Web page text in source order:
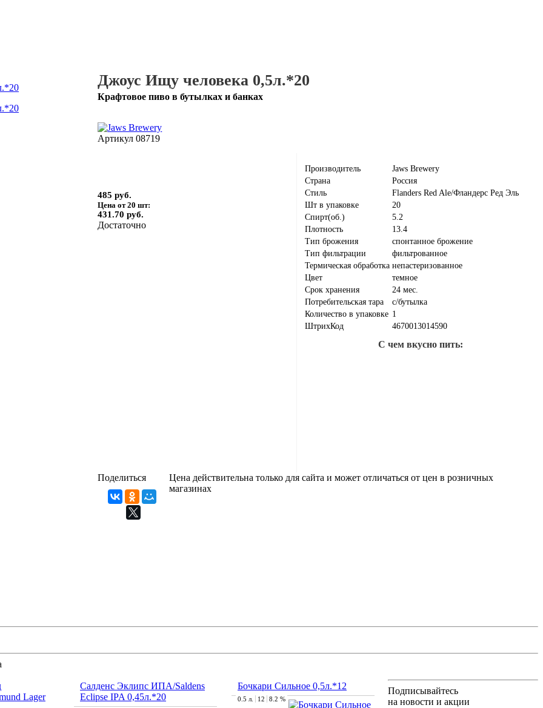
Джоус Ищу человека 0,5л.*20
Крафтовое пиво в бутылках и банках
Артикул 08719
485 руб.
Цена от 20 шт:
431.70 руб.
Достаточно
Производитель
Jaws Brewery
Страна
Россия
Стиль
Flanders Red Ale/Фландерс Ред Эль
Шт в упаковке
20
Спирт(об.)
5.2
Плотность
13.4
Тип брожения
спонтанное брожение
Тип фильтрации
фильтрованное
Термическая обработка непастеризованное
Цвет
темное
Срок хранения
24 мес.
Потребительская тара
с/бутылка
Количество в упаковке 1
ШтрихКод
4670013014590
С чем вкусно пить:
Поделиться
Цена действительна только для сайта и может отличаться от цен в розничных
магазинах
Lager
Салденс Эклипс ИПА/Saldens
Eclipse IPA 0,45л.*20
Бочкари Сильное 0,5л.*12
0.5 л. 12 8.2 %
Подписывайтесь
на новости и акции